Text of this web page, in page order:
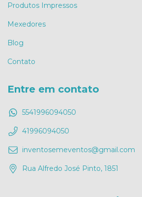
Produtos Impressos
Mexedores
Blog
Contato
Entre em contato
5541996094050
41996094050
inventosemeventos@gmail.com
Rua Alfredo José Pinto, 1851